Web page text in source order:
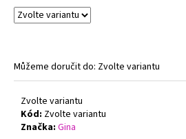
Můžeme doručit do: Zvolte variantu
Zvolte variantu
Kód: Zvolte variantu
Značka: Gina
r
u
j
m